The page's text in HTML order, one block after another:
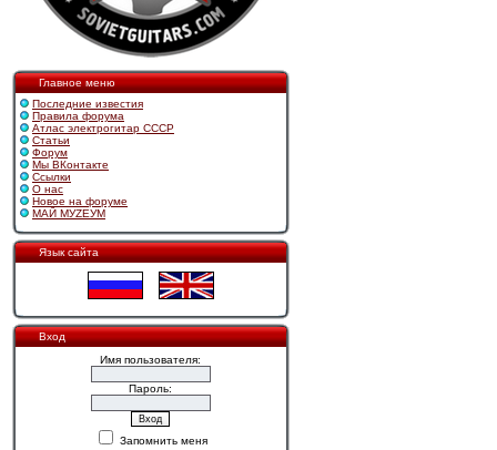
Главное меню
Последние известия
Правила форума
Атлас электрогитар СССР
Статьи
Форум
Мы ВКонтакте
Ссылки
О нас
Новое на форуме
МАЙ МУZЕУМ
Язык сайта
Вход
Имя пользователя:
Пароль:
Запомнить меня